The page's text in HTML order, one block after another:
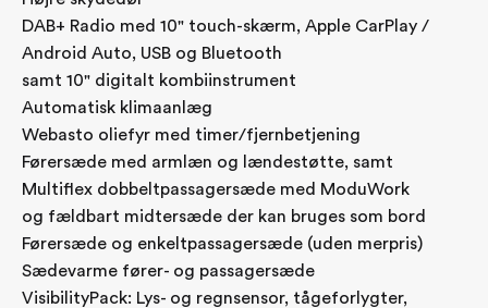
DAB+ Radio med 10" touch-skærm, Apple CarPlay /
Android Auto, USB og Bluetooth
samt 10" digitalt kombiinstrument
Automatisk klimaanlæg
Webasto oliefyr med timer/fjernbetjening
Førersæde med armlæn og lændestøtte, samt
Multiflex dobbeltpassagersæde med ModuWork
og fældbart midtersæde der kan bruges som bord
Førersæde og enkeltpassagersæde (uden merpris)
Sædevarme fører- og passagersæde
VisibilityPack: Lys- og regnsensor, tågeforlygter,